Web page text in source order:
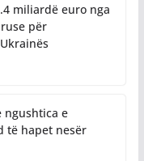
miliardë euro nga
për
ngushtica e
të hapet nesër